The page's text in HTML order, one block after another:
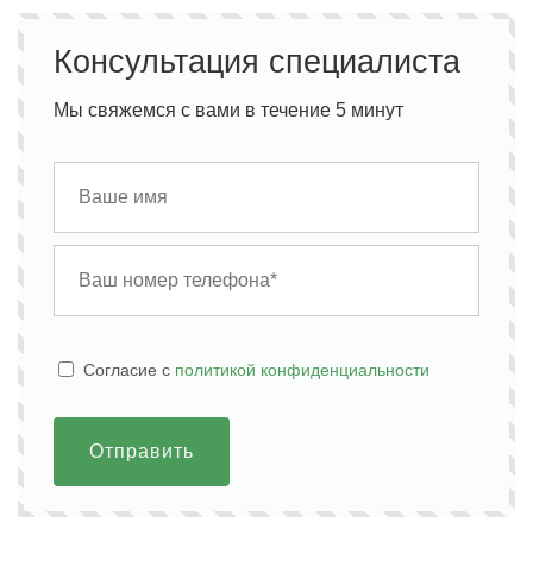
Консультация специалиста
Мы свяжемся с вами в течение 5 минут
Cогласие с политикой конфиденциальности
Отправить